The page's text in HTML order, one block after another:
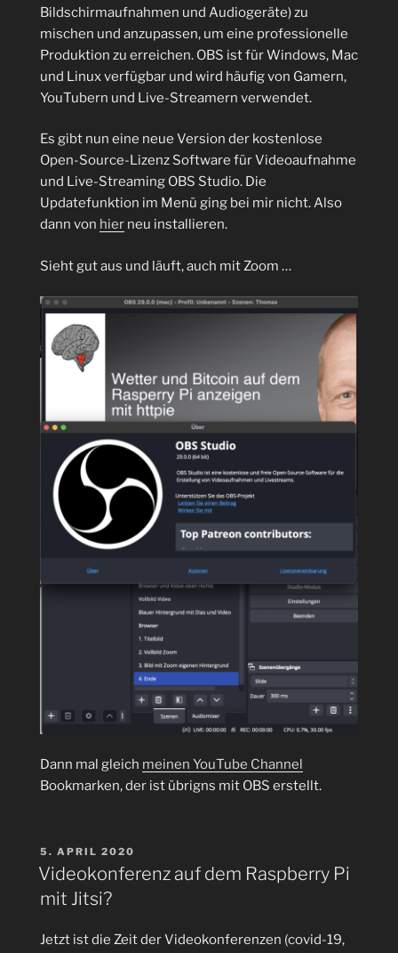
Bildschirmaufnahmen und Audiogeräte) zu
mischen und anzupassen, um eine professionelle
Produktion zu erreichen. OBS ist für Windows, Mac
und Linux verfügbar und wird häufig von Gamern,
YouTubern und Live-Streamern verwendet.
Es gibt nun eine neue Version der kostenlose
Open-Source-Lizenz Software für Videoaufnahme
und Live-Streaming OBS Studio. Die
Updatefunktion im Menü ging bei mir nicht. Also
dann von hier neu installieren.
Sieht gut aus und läuft, auch mit Zoom …
Dann mal gleich meinen YouTube Channel
Bookmarken, der ist übrigns mit OBS erstellt.
VERÖFFENTLICHT
AM
5. APRIL 2020
Videokonferenz auf dem Raspberry Pi
mit Jitsi?
Jetzt ist die Zeit der Videokonferenzen (covid-19,